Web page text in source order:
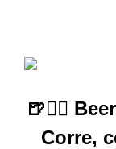
🍺🏃‍♀️
Corre,